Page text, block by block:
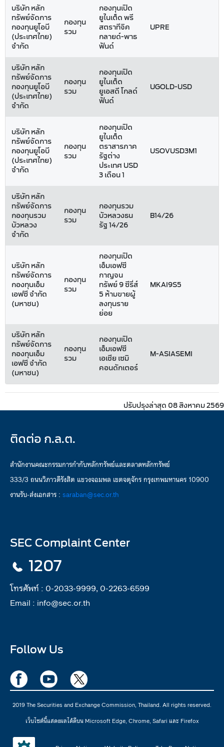
บริษัท หลัก
ทรัพย์จัดการ
กองทุนยูโอบี
(ประเทศไทย)
จำกัด
กองทุน
รวม
กองทุนเปิด
ยูไนเต็ด พรี
สตราทีจิค
กลายด์-พาธ
ฟันด์
UPRE
บริษัท หลัก
ทรัพย์จัดการ
กองทุนยูโอบี
(ประเทศไทย)
จำกัด
กองทุน
รวม
กองทุนเปิด
ยูไนเต็ด
ยูเอสดี โกลด์
ฟันด์
UGOLD-USD
บริษัท หลัก
ทรัพย์จัดการ
กองทุนยูโอบี
(ประเทศไทย)
จำกัด
กองทุน
รวม
กองทุนเปิด
ยูไนเต็ด
ตราสารภาค
รัฐต่าง
ประเทศ USD
3 เดือน 1
USOVUSD3M1
บริษัท หลัก
ทรัพย์จัดการ
กองทุนรวม
บัวหลวง
จำกัด
กองทุน
รวม
กองทุนรวม
บัวหลวงธน
รัฐ 14/26
B14/26
บริษัท หลัก
ทรัพย์จัดการ
กองทุนเอ็ม
เอฟซี จำกัด
(มหาชน)
กองทุน
รวม
กองทุนเปิด
เอ็มเอฟซี
กาญจน
ทรัพย์ 9 ซีรี่ส์
5 ห้ามขายผู้
ลงทุนราย
ย่อย
MKAI9S5
บริษัท หลัก
ทรัพย์จัดการ
กองทุนเอ็ม
เอฟซี จำกัด
(มหาชน)
กองทุน
รวม
กองทุนเปิด
เอ็มเอฟซี
เอเชีย เซมิ
คอนดักเตอร์
M-ASIASEMI
ปรับปรุงล่าสุด 08 สิงหาคม 2569
ติดต่อ ก.ล.ต.
สำนักงานคณะกรรมการกำกับหลักทรัพย์และตลาดหลักทรัพย์
333/3 ถนนวิภาวดีรังสิต แขวงจอมพล เขตจตุจักร กรุงเทพมหานคร 10900
งานรับ-ส่งเอกสาร : saraban@sec.or.th
SEC Complaint Center
1207
โทรศัพท์ : 0-2033-9999, 0-2263-6599
Email : info@sec.or.th
Follow Us
2019 The Securities and Exchange Commission, Thailand. All rights reserved.
เว็บไซต์นี้แสดงผลได้ดีบน Microsoft Edge, Chrome, Safari และ Firefox